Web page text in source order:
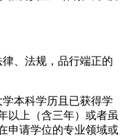
、法规，品行端正的
本科学历且已获得学
以上（含三年）或者虽
申请学位的专业领域或